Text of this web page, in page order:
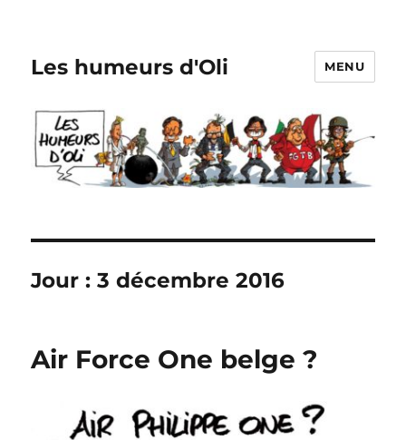
Les humeurs d'Oli MENU
Jour :3 décembre 2016
Air Force One belge ?